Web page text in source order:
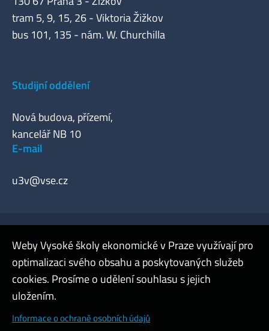
tram 5, 9, 15, 26 - Viktoria Žižkov
bus 101, 135 - nám. W. Churchilla
Studijní oddělení
Nová budova, přízemí,
kancelář NB 10
E-mail
u3v@vse.cz
Úřední hodiny
Webmaster
Admin
Cookies a ochrana osobních údajů
Weby Vysoké školy ekonomické v Praze využívají pro
optimalizaci svého obsahu a poskytovaných služeb
cookies. Prosíme o udělení souhlasu s jejich
uložením.
Informace o ochraně osobních údajů